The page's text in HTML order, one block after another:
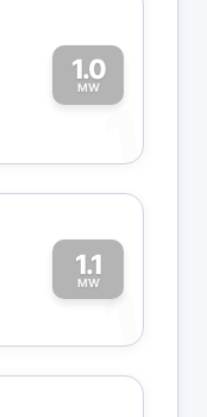
1.0
MW
1
1.1
MW1